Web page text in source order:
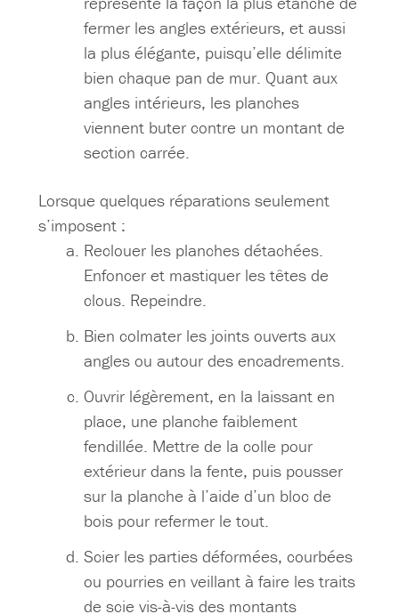
fermer les angles extérieurs, et aussi
la plus élégante, puisqu’elle délimite
bien chaque pan de mur. Quant aux
angles intérieurs, les planches
viennent buter contre un montant de
section carrée.
Lorsque quelques réparations seulement
s’imposent :
Reclouer les planches détachées.
Enfoncer et mastiquer les têtes de
clous. Repeindre.
Bien colmater les joints ouverts aux
angles ou autour des encadrements.
Ouvrir légèrement, en la laissant en
place, une planche faiblement
fendillée. Mettre de la colle pour
extérieur dans la fente, puis pousser
sur la planche à l’aide d’un bloc de
bois pour refermer le tout.
Scier les parties déformées, courbées
ou pourries en veillant à faire les traits
de scie vis-à-vis des montants